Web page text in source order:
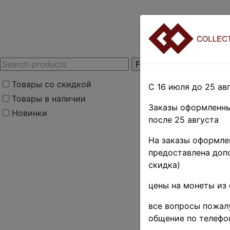
Товары со скидкой
Товары в наличии
Новинки
Home Stamps
Танганьика ♦♦
Поиск в категории
Поиск в
Выберите файл
С 16 июля до 25
Заказы
после 25 августа
На заказы
предоставлена
скидка)
цены на монеты из
все вопросы
общение по